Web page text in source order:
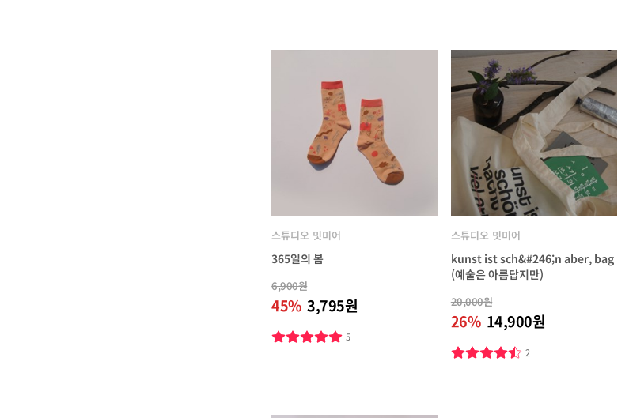
스튜디오 밋미어
365일의 봄
6,900원
45% 3,795원
5
스튜디오 밋미어
kunst ist sch&#246;n aber, bag
(예술은 아름답지만)
20,000원
26% 14,900원
2